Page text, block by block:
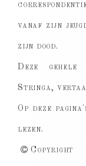
vanaf zijn
zijn dood.
Deze gehele
Stringa,
Op deze
lezen.
Copyright